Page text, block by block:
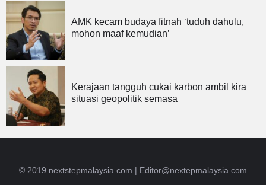
AMK kecam budaya fitnah ‘tuduh dahulu,
mohon maaf kemudian’
Kerajaan tangguh cukai karbon ambil kira
situasi geopolitik semasa
© 2019 nextstepmalaysia.com | Editor@nextepmalaysia.com